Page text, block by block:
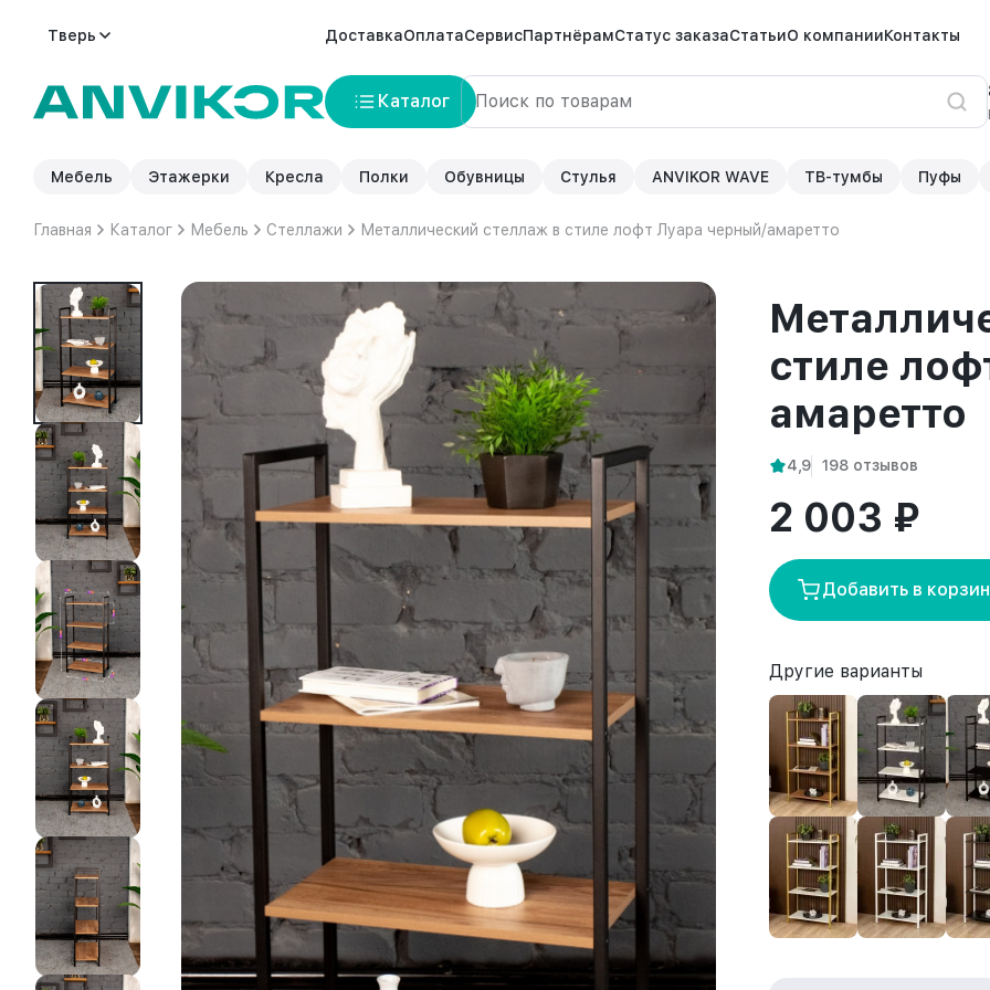
Тверь ДоставкаОплатаСервисПартнёрамСтатус заказаСтатьиО компанииКонтакты
Каталог
Мебель Этажерки Кресла Полки Обувницы Стулья ANVIKOR WAVE ТВ-тумбы Пуфы
Главная Каталог Мебель Стеллажи Металлический стеллаж в стиле лофт Луара черный/амаретто
стиле
амаретто
4,9 198 отзывов
2 003 ₽
Добавить в
Другие варианты